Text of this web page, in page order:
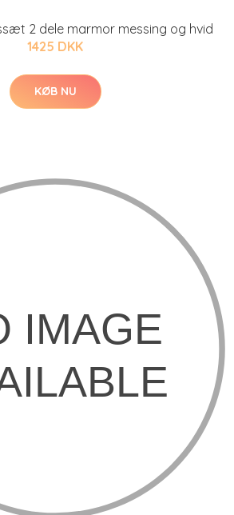
2 dele marmor messing og hvid
1425 DKK
KØB NU